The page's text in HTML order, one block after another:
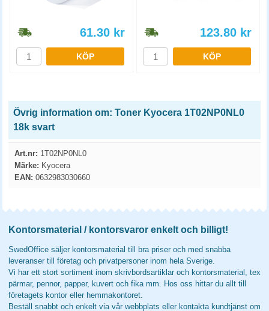
61.30 kr
KÖP
123.80 kr
KÖP
Övrig information om: Toner Kyocera 1T02NP0NL0
18k svart
Art.nr: 1T02NP0NL0
Märke: Kyocera
EAN: 0632983030660
Kontorsmaterial / kontorsvaror enkelt och billigt!
SwedOffice säljer kontorsmaterial till bra priser och med snabba
leveranser till företag och privatpersoner inom hela Sverige.
Vi har ett stort sortiment inom skrivbordsartiklar och kontorsmaterial, tex
pärmar, pennor, papper, kuvert och fika mm. Hos oss hittar du allt till
företagets kontor eller hemmakontoret.
Beställ snabbt och enkelt via vår webbplats eller kontakta kundtjänst om